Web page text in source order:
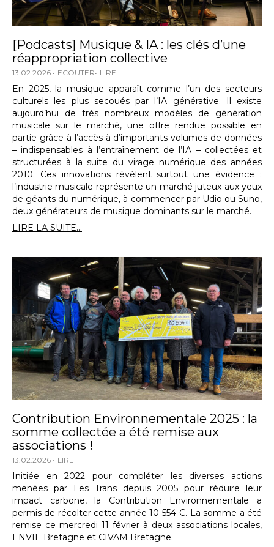
[Podcasts] Musique & IA : les clés d’une
réappropriation collective
13.02.2026 ECOUTER LIRE
En 2025, la musique apparaît comme l’un des secteurs
culturels les plus secoués par l’IA générative. Il existe
aujourd’hui de très nombreux modèles de génération
musicale sur le marché, une offre rendue possible en
partie grâce à l’accès à d’importants volumes de données
– indispensables à l’entraînement de l’IA – collectées et
structurées à la suite du virage numérique des années
2010. Ces innovations révèlent surtout une évidence :
l’industrie musicale représente un marché juteux aux yeux
de géants du numérique, à commencer par Udio ou Suno,
deux générateurs de musique dominants sur le marché.
LIRE LA SUITE...
Contribution Environnementale 2025 : la
somme collectée a été remise aux
associations !
13.02.2026 LIRE
Initiée en 2022 pour compléter les diverses actions
menées par Les Trans depuis 2005 pour réduire leur
impact carbone, la Contribution Environnementale a
permis de récolter cette année 10 554 €. La somme a été
remise ce mercredi 11 février à deux associations locales,
ENVIE Bretagne et CIVAM Bretagne.